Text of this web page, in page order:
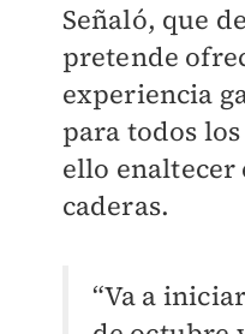
Señaló, que
pretende
experiencia
para todos
ello enaltecer
caderas.
“Va a